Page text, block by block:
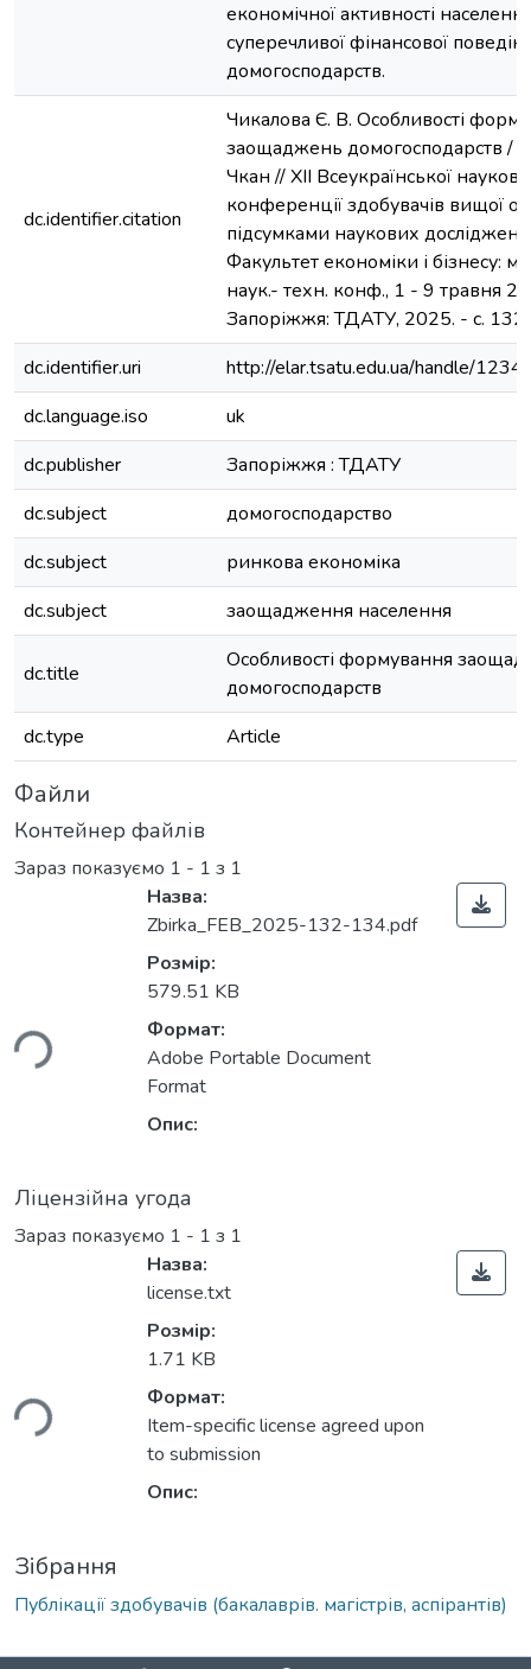
економічної активності
суперечливої фінансової
домогосподарств.
dc.identifier.citation
Чикалова Є. В. Особливості
заощаджень домогосподарств /
Чкан // ХІІ Всеукраїнської
конференції здобувачів вищої
підсумками наукових
Факультет економіки і бізнесу:
наук.- техн. конф., 1 - 9 травня
Запоріжжя: ТДАТУ, 2025. - с.
dc.identifier.uri
http://elar.tsatu.edu.ua/handle/
dc.language.iso
uk
dc.publisher
Запоріжжя : ТДАТУ
dc.subject
домогосподарство
dc.subject
ринкова економіка
dc.subject
заощадження населення
dc.title
Особливості формування
домогосподарств
dc.type
Article
Файли
Контейнер файлів
Зараз показуємо 1 - 1 з 1
Назва:
Zbirka_FEB_2025-132-134.pdf
Розмір:
579.51 KB
Формат:
Adobe Portable Document
Format
Опис:
Ліцензійна угода
Зараз показуємо 1 - 1 з 1
Назва:
license.txt
Розмір:
1.71 KB
Формат:
Item-specific license agreed upon
to submission
Опис:
Зібрання
Публікації здобувачів (бакалаврів. магістрів, аспірантів)